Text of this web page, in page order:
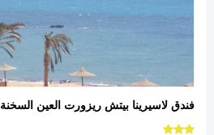
فندق لاسيرينا بيتش ريزورت العين السخنة